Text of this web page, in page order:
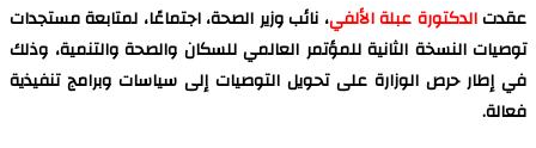
عقدتالدكتورة عبلة الألفي، نائب وزير الصحة، اجتماعًا، لمتابعة مستجدات
توصيات النسخة الثانية للمؤتمر العالمي للسكان والصحة والتنمية، وذلك
في إطار حرص الوزارة على تحويل التوصيات إلى سياسات وبرامج تنفيذية
فعالة.